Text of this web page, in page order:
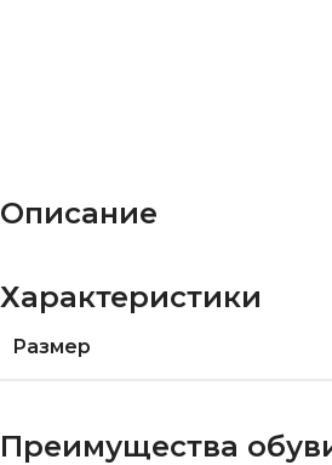
Описание
Характеристики
Размер
Преимущества